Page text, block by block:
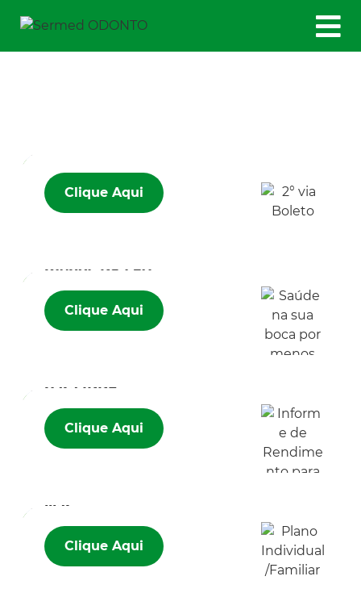
Clique Aqui
menos R$ 1,50
Clique Aqui
para IRRF
Clique Aqui
iliar
Clique Aqui